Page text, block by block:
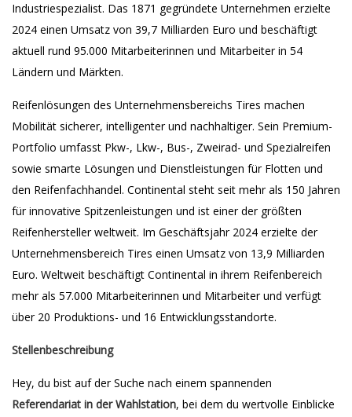
Industriespezialist. Das 1871 gegründete Unternehmen erzielte
2024 einen Umsatz von 39,7 Milliarden Euro und beschäftigt
aktuell rund 95.000 Mitarbeiterinnen und Mitarbeiter in 54
Ländern und Märkten.
Reifenlösungen des Unternehmensbereichs Tires machen
Mobilität sicherer, intelligenter und nachhaltiger. Sein Premium-
Portfolio umfasst Pkw-, Lkw-, Bus-, Zweirad- und Spezialreifen
sowie smarte Lösungen und Dienstleistungen für Flotten und
den Reifenfachhandel. Continental steht seit mehr als 150 Jahren
für innovative Spitzenleistungen und ist einer der größten
Reifenhersteller weltweit. Im Geschäftsjahr 2024 erzielte der
Unternehmensbereich Tires einen Umsatz von 13,9 Milliarden
Euro. Weltweit beschäftigt Continental in ihrem Reifenbereich
mehr als 57.000 Mitarbeiterinnen und Mitarbeiter und verfügt
über 20 Produktions- und 16 Entwicklungsstandorte.
Stellenbeschreibung
Hey, du bist auf der Suche nach einem spannenden
Referendariat in der Wahlstation, bei dem du wertvolle Einblicke